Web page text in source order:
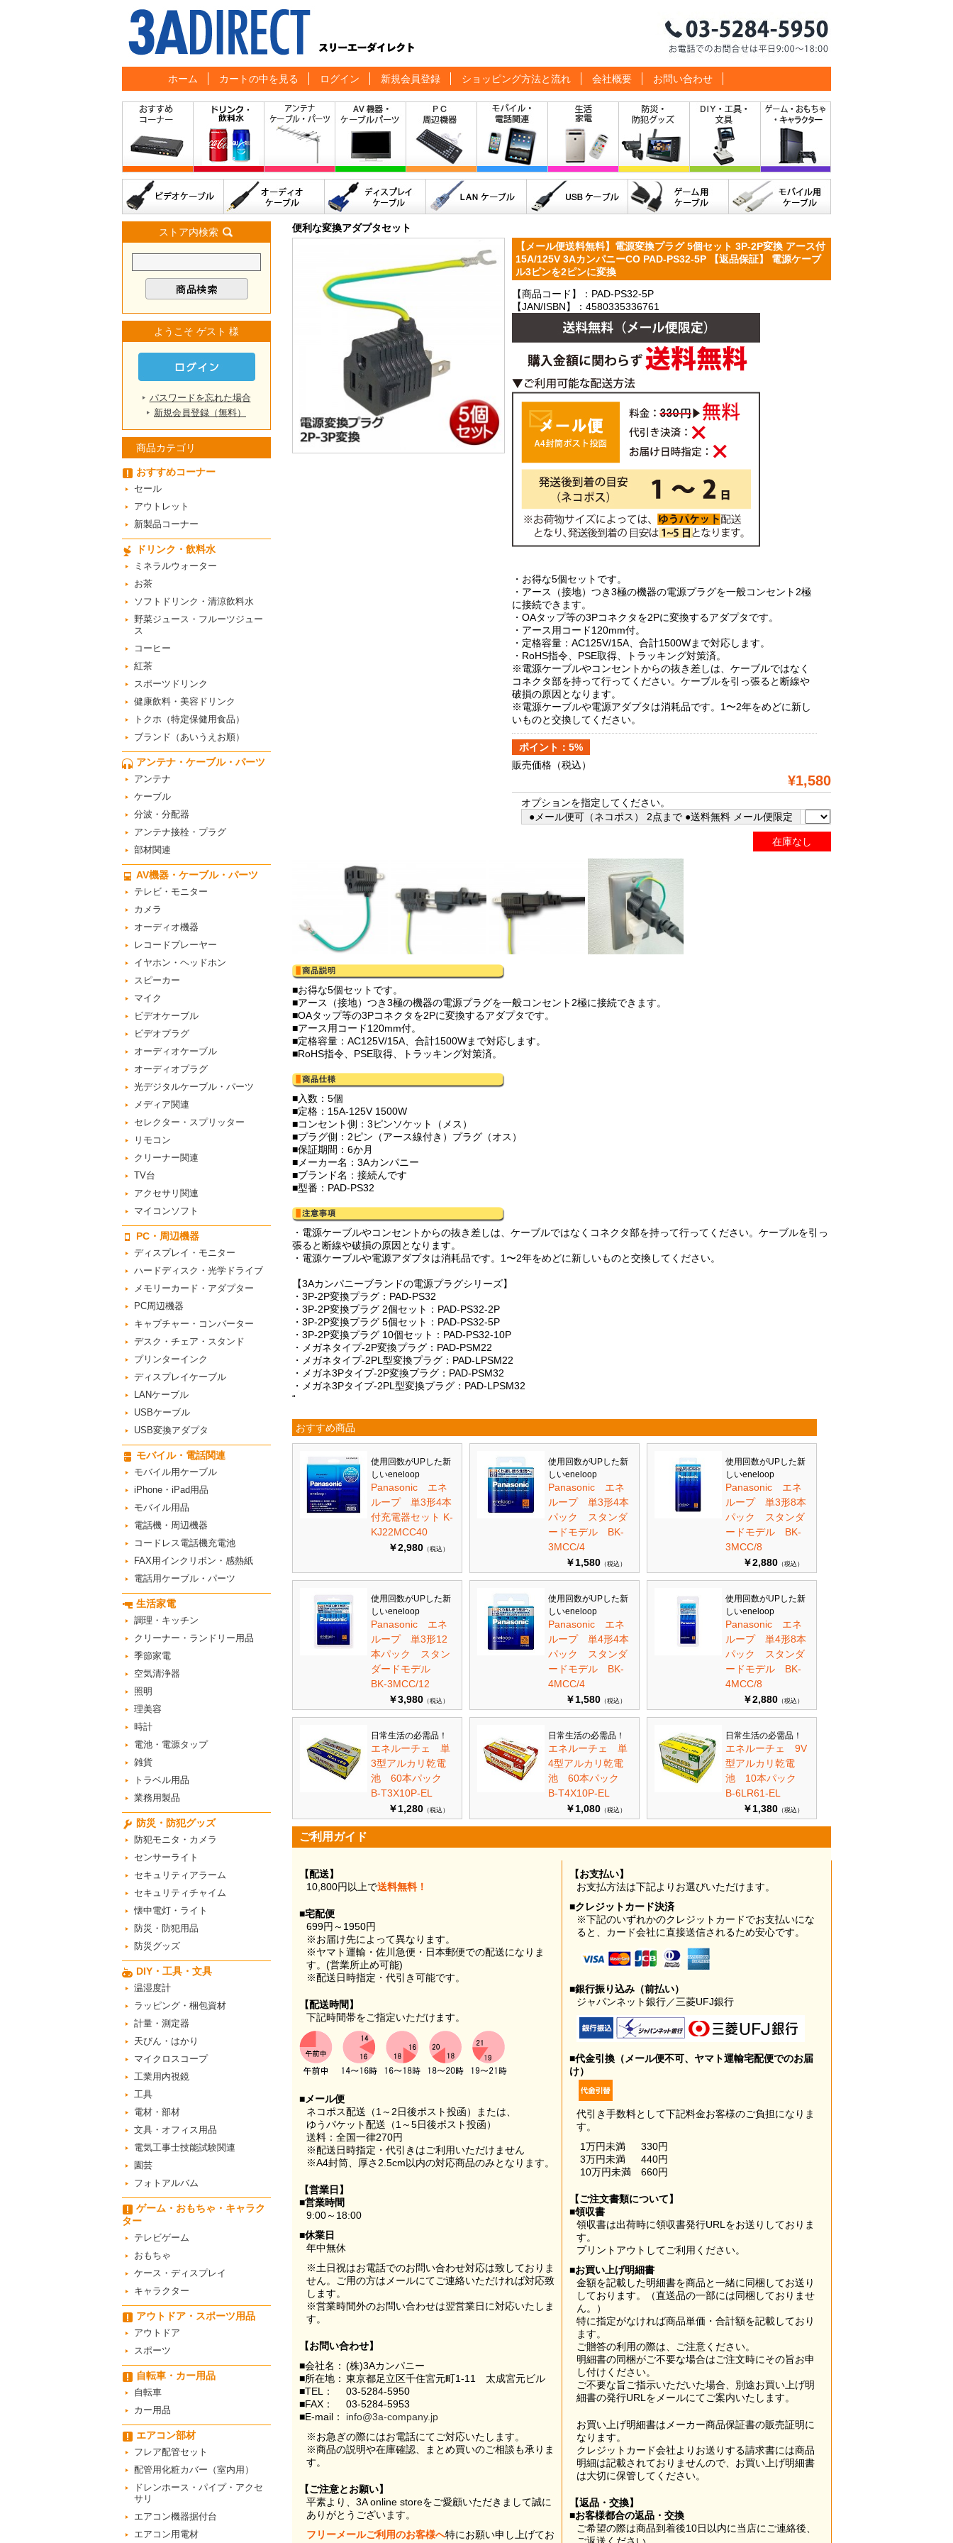
ホーム カートの中を見る ログイン 新規会員登録 ショッピング方法と流れ 会社概要 お問い合わせ
ストア内検索
ようこそ ゲスト 様
パスワードを忘れた場合
新規会員登録（無料）
商品カテゴリ
おすすめコーナー
セール
アウトレット
新製品コーナー
ドリンク・飲料水
ミネラルウォーター
お茶
ソフトドリンク・清涼飲料水
野菜ジュース・フルーツジュー
ス
コーヒー
紅茶
スポーツドリンク
健康飲料・美容ドリンク
トクホ（特定保健用食品）
ブランド（あいうえお順）
アンテナ・ケーブル・パーツ
アンテナ
ケーブル
分波・分配器
アンテナ接栓・プラグ
部材関連
AV機器・ケーブル・パーツ
テレビ・モニター
カメラ
オーディオ機器
レコードプレーヤー
イヤホン・ヘッドホン
スピーカー
マイク
ビデオケーブル
ビデオプラグ
オーディオケーブル
オーディオプラグ
光デジタルケーブル・パーツ
メディア関連
セレクター・スプリッター
リモコン
クリーナー関連
TV台
アクセサリ関連
マイコンソフト
PC・周辺機器
ディスプレイ・モニター
ハードディスク・光学ドライブ
メモリーカード・アダプター
PC周辺機器
キャプチャー・コンバーター
デスク・チェア・スタンド
プリンターインク
ディスプレイケーブル
LANケーブル
USBケーブル
USB変換アダプタ
モバイル・電話関連
モバイル用ケーブル
iPhone・iPad用品
モバイル用品
電話機・周辺機器
コードレス電話機充電池
FAX用インクリボン・感熱紙
電話用ケーブル・パーツ
生活家電
調理・キッチン
クリーナー・ランドリー用品
季節家電
空気清浄器
照明
理美容
時計
電池・電源タップ
雑貨
トラベル用品
業務用製品
防災・防犯グッズ
防犯モニタ・カメラ
センサーライト
セキュリティアラーム
セキュリティチャイム
懐中電灯・ライト
防災・防犯用品
防災グッズ
DIY・工具・文具
温湿度計
ラッピング・梱包資材
計量・測定器
天びん・はかり
マイクロスコープ
工業用内視鏡
工具
電材・部材
文具・オフィス用品
電気工事士技能試験関連
園芸
フォトアルバム
ゲーム・おもちゃ・キャラク
ター
テレビゲーム
おもちゃ
ケース・ディスプレイ
キャラクター
アウトドア・スポーツ用品
アウトドア
スポーツ
自転車・カー用品
自転車
カー用品
エアコン部材
フレア配管セット
配管用化粧カバー（室内用）
ドレンホース・パイプ・アクセ
サリ
エアコン機器据付台
エアコン用電材
便利な変換アダプタセット
【メール便送料無料】電源変換プラグ 5個セット 3P-2P変換 アース付
15A/125V 3AカンパニーCO PAD-PS32-5P 【返品保証】 電源ケーブ
ル3ピンを2ピンに変換
【商品コード】：PAD-PS32-5P
【JAN/ISBN】：4580335336761
・お得な5個セットです。
・アース（接地）つき3極の機器の電源プラグを一般コンセント2極
に接続できます。
・OAタップ等の3Pコネクタを2Pに変換するアダプタです。
・アース用コード120mm付。
・定格容量：AC125V/15A、合計1500Wまで対応します。
・RoHS指令、PSE取得、トラッキング対策済。
※電源ケーブルやコンセントからの抜き差しは、ケーブルではなく
コネクタ部を持って行ってください。ケーブルを引っ張ると断線や
破損の原因となります。
※電源ケーブルや電源アダプタは消耗品です。1〜2年をめどに新し
いものと交換してください。
ポイント：5%
販売価格 （税込）
¥1,580
オプションを指定してください。
●メール便可（ネコポス） 2点まで ●送料無料 メール便限定
在庫なし
■お得な5個セットです。
■アース（接地）つき3極の機器の電源プラグを一般コンセント2極に接続できます。
■OAタップ等の3Pコネクタを2Pに変換するアダプタです。
■アース用コード120mm付。
■定格容量：AC125V/15A、合計1500Wまで対応します。
■RoHS指令、PSE取得、トラッキング対策済。
■入数：5個
■定格：15A-125V 1500W
■コンセント側：3ピンソケット（メス）
■プラグ側：2ピン（アース線付き）プラグ（オス）
■保証期間：6か月
■メーカー名：3Aカンパニー
■ブランド名：接続んです
■型番：PAD-PS32
・電源ケーブルやコンセントからの抜き差しは、ケーブルではなくコネクタ部を持って行ってください。ケーブルを引っ
張ると断線や破損の原因となります。
・電源ケーブルや電源アダプタは消耗品です。1〜2年をめどに新しいものと交換してください。
【3Aカンパニーブランドの電源プラグシリーズ】
・3P-2P変換プラグ：PAD-PS32
・3P-2P変換プラグ 2個セット：PAD-PS32-2P
・3P-2P変換プラグ 5個セット：PAD-PS32-5P
・3P-2P変換プラグ 10個セット：PAD-PS32-10P
・メガネタイプ-2P変換プラグ：PAD-PSM22
・メガネタイプ-2PL型変換プラグ：PAD-LPSM22
・メガネ3Pタイプ-2P変換プラグ：PAD-PSM32
・メガネ3Pタイプ-2PL型変換プラグ：PAD-LPSM32
“
おすすめ商品
使用回数がUPした新
しいeneloop
Panasonic エネ
ループ 単3形4本
付充電器セット K-
KJ22MCC40
￥2,980 （税込）
使用回数がUPした新
しいeneloop
Panasonic エネ
ループ 単3形4本
パック スタンダ
ードモデル BK-
3MCC/4
￥1,580 （税込）
使用回数がUPした新
しいeneloop
Panasonic エネ
ループ 単3形8本
パック スタンダ
ードモデル BK-
3MCC/8
￥2,880 （税込）
使用回数がUPした新
しいeneloop
Panasonic エネ
ループ 単3形12
本パック スタン
ダードモデル
BK-3MCC/12
￥3,980 （税込）
使用回数がUPした新
しいeneloop
Panasonic エネ
ループ 単4形4本
パック スタンダ
ードモデル BK-
4MCC/4
￥1,580 （税込）
使用回数がUPした新
しいeneloop
Panasonic エネ
ループ 単4形8本
パック スタンダ
ードモデル BK-
4MCC/8
￥2,880 （税込）
日常生活の必需品！
エネルーチェ 単
3型アルカリ乾電
池 60本パック
B-T3X10P-EL
￥1,280 （税込）
日常生活の必需品！
エネルーチェ 単
4型アルカリ乾電
池 60本パック
B-T4X10P-EL
￥1,080 （税込）
日常生活の必需品！
エネルーチェ 9V
型アルカリ乾電
池 10本パック
B-6LR61-EL
￥1,380 （税込）
ご利用ガイド
【配送】
10,800円以上で送料無料！
■宅配便
699円～1950円
※お届け先によって異なります。
※ヤマト運輸・佐川急便・日本郵便での配送になりま
す。(営業所止め可能)
※配送日時指定・代引き可能です。
【配送時間】
下記時間帯をご指定いただけます。
■メール便
ネコポス配送（1～2日後ポスト投函）または、
ゆうパケット配送（1～5日後ポスト投函）
送料：全国一律270円
※配送日時指定・代引きはご利用いただけません
※A4封筒、厚さ2.5cm以内の対応商品のみとなります。
【営業日】
■営業時間
9:00～18:00
■休業日
年中無休
※土日祝はお電話でのお問い合わせ対応は致しておりま
せん。ご用の方はメールにてご連絡いただければ対応致
します。
※営業時間外のお問い合わせは翌営業日に対応いたしま
す。
【お問い合わせ】
■会社名： (株)3Aカンパニー
■所在地： 東京都足立区千住宮元町1-11 太成宮元ビル
■TEL：
03-5284-5950
■FAX：
03-5284-5953
■E-mail：
info@3a-company.jp
※お急ぎの際にはお電話にてご対応いたします。
※商品の説明や在庫確認、まとめ買いのご相談も承りま
す。
【ご注意とお願い】
平素より、3A online storeをご愛顧いただきまして誠に
ありがとうございます。
フリーメールご利用のお客様へ特にお願い申し上げてお
【お支払い】
お支払方法は下記よりお選びいただけます。
■クレジットカード決済
※下記のいずれかのクレジットカードでお支払いにな
ると、カード会社に直接送信されるため安心です。
■銀行振り込み（前払い）
ジャパンネット銀行／三菱UFJ銀行
■代金引換（メール便不可、ヤマト運輸宅配便でのお届
け）
代引き手数料として下記料金お客様のご負担になりま
す。
1万円未満
330円
3万円未満
440円
10万円未満
660円
【ご注文書類について】
■領収書
領収書は出荷時に領収書発行URLをお送りしておりま
す。
プリントアウトしてご利用ください。
■お買い上げ明細書
金額を記載した明細書を商品と一緒に同梱してお送り
しております。（直送品の一部には同梱しておりませ
ん。）
特に指定がなければ商品単価・合計額を記載しており
ます。
ご贈答の利用の際は、ご注意ください。
明細書の同梱がご不要な場合はご注文時にその旨お申
し付けください。
ご不要な旨ご指示いただいた場合、別途お買い上げ明
細書の発行URLをメールにてご案内いたします。
お買い上げ明細書はメーカー商品保証書の販売証明に
なります。
クレジットカード会社よりお送りする請求書には商品
明細は記載されておりませんので、お買い上げ明細書
は大切に保管してください。
【返品・交換】
■お客様都合の返品・交換
ご希望の際は商品到着後10日以内に当店にご連絡後、